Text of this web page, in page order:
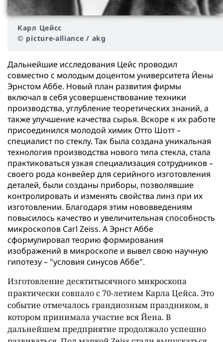
Карл Цейсс
© picture-alliance / akg
Дальнейшие исследования Цейс проводил
совместно с молодым доцентом университета Йены
Эрнстом Аббе. Новый план развития фирмы
включал в себя усовершенствование техники
производства, углубление теоретических знаний, а
также улучшение качества сырья. Вскоре к их работе
присоединился молодой химик Отто Шотт –
специалист по стеклу. Так была создана уникальная
технология производства нового типа стекла, стала
практиковаться узкая специализация сотрудников –
своего рода конвейер для серийного изготовления
деталей, были созданы приборы, позволявшие
контролировать и изменять свойства линз при их
изготовлении. Благодаря этим нововведениям
повысилось качество и увеличительная способность
микроскопов Carl Zeiss. А Эрнст Аббе
сформулировал теорию формирования
изображений в микроскопе и вывел свою научную
гипотезу – "условия синусов Аббе".
Изготовление десятитысячного микроскопа
практически совпало с 70-летием Карла Цейса. Это
событие отмечалось грандиозным праздником, в
котором принимала участие вся Йена. В
дальнейшем предприятие продолжало успешно